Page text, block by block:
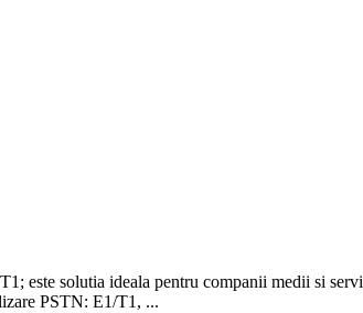
este solutia ideala pentru companii medii si
PSTN: E1/T1, ...